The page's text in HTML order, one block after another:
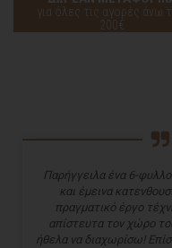
για όλες τις αγορές άνω
200€
Παρήγγειλα ένα 6-
και έμεινα
πραγματικό έργο
απίστευτα τον χώρο
ήθελα να διαχωρίσω!